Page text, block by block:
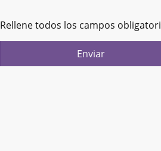
Rellene todos los campos
Enviar